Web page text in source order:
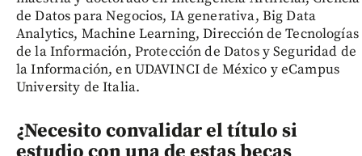
de Datos para Negocios, IA generativa, Big Data
Analytics, Machine Learning, Dirección de Tecnologías
de la Información, Protección de Datos y Seguridad de
la Información, en UDAVINCI de México y eCampus
University de Italia.
¿Necesito convalidar el título si